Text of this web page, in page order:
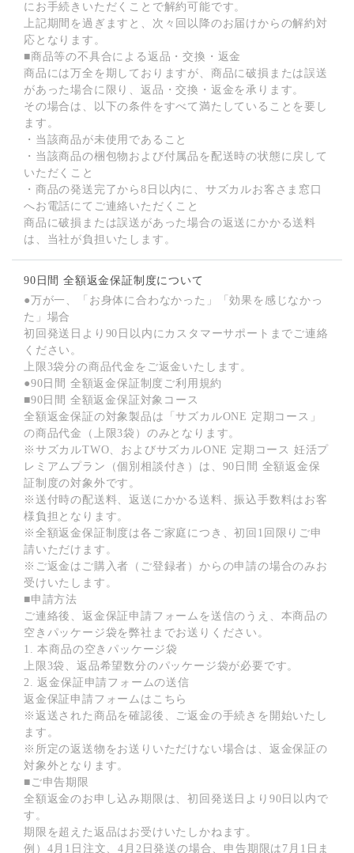
にお手続きいただくことで解約可能です。
上記期間を過ぎますと、次々回以降のお届けからの解約対
応となります。
■商品等の不具合による返品・交換・返金
商品には万全を期しておりますが、商品に破損または誤送
があった場合に限り、返品・交換・返金を承ります。
その場合は、以下の条件をすべて満たしていることを要し
ます。
・当該商品が未使用であること
・当該商品の梱包物および付属品を配送時の状態に戻して
いただくこと
・商品の発送完了から8日以内に、サズカルお客さま窓口
へお電話にてご連絡いただくこと
商品に破損または誤送があった場合の返送にかかる送料
は、当社が負担いたします。
90日間 全額返金保証制度について
●万が一、「お身体に合わなかった」「効果を感じなかっ
た」場合
初回発送日より90日以内にカスタマーサポートまでご連絡
ください。
上限3袋分の商品代金をご返金いたします。
●90日間 全額返金保証制度ご利用規約
■90日間 全額返金保証対象コース
全額返金保証の対象製品は「サズカルONE 定期コース」
の商品代金（上限3袋）のみとなります。
※サズカルTWO、およびサズカルONE 定期コース 妊活プ
レミアムプラン（個別相談付き）は、90日間 全額返金保
証制度の対象外です。
※送付時の配送料、返送にかかる送料、振込手数料はお客
様負担となります。
※全額返金保証制度は各ご家庭につき、初回1回限りご申
請いただけます。
※ご返金はご購入者（ご登録者）からの申請の場合のみお
受けいたします。
■申請方法
ご連絡後、返金保証申請フォームを送信のうえ、本商品の
空きパッケージ袋を弊社までお送りください。
1. 本商品の空きパッケージ袋
上限3袋、返品希望数分のパッケージ袋が必要です。
2. 返金保証申請フォームの送信
返金保証申請フォームはこちら
※返送された商品を確認後、ご返金の手続きを開始いたし
ます。
※所定の返送物をお送りいただけない場合は、返金保証の
対象外となります。
■ご申告期限
全額返金のお申し込み期限は、初回発送日より90日以内で
す。
期限を超えた返品はお受けいたしかねます。
例）4月1日注文、4月2日発送の場合、申告期限は7月1日ま